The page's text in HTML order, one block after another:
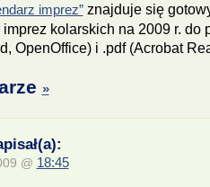
imprez”znajduje się
kolarskich na 2009 r. do
OpenOffice) i .pdf (Acrobat
»
@ 18:45